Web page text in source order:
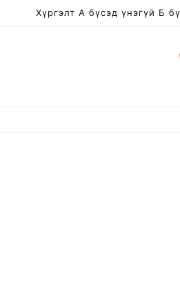
Хүргэлт А бүсэд үнэгүй Б